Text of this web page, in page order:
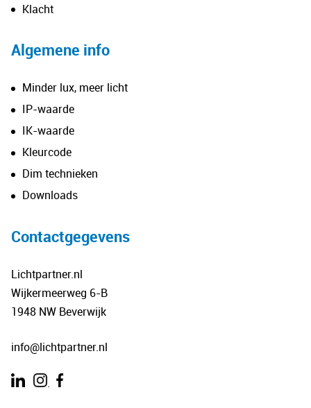
Klacht
Algemene info
Minder lux, meer licht
IP-waarde
IK-waarde
Kleurcode
Dim technieken
Downloads
Contactgegevens
Lichtpartner.nl
Wijkermeerweg 6-B
1948 NW Beverwijk
info@lichtpartner.nl
.